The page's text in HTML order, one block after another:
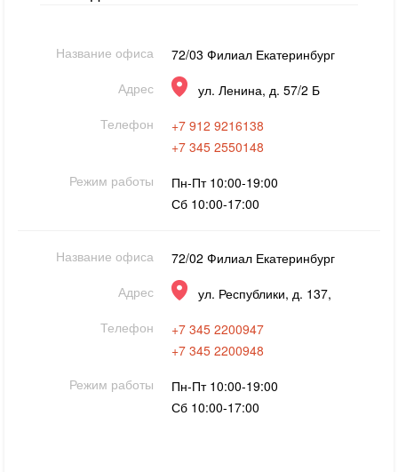
Название офиса
72/03 Филиал Екатеринбург
Адрес
ул. Ленина, д. 57/2 Б
Телефон
+7 912 9216138
+7 345 2550148
Режим работы
Пн-Пт 10:00-19:00
Сб 10:00-17:00
Название офиса
72/02 Филиал Екатеринбург
Адрес
ул. Республики, д. 137,
Телефон
+7 345 2200947
+7 345 2200948
Режим работы
Пн-Пт 10:00-19:00
Сб 10:00-17:00